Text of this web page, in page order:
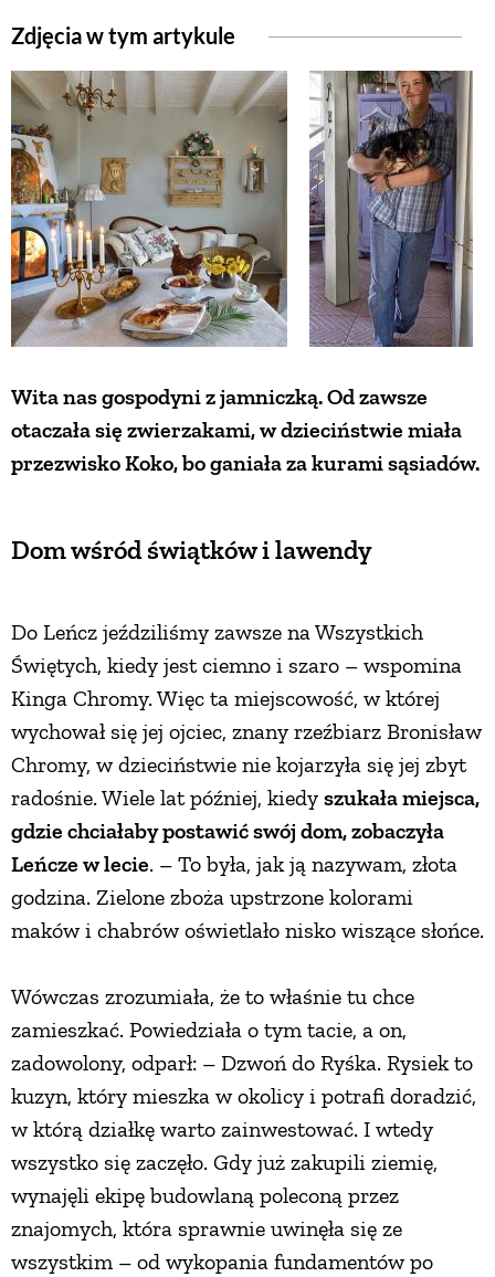
Zdjęcia w tym artykule
Wita nas gospodyni z jamniczką. Od zawsze
otaczała się zwierzakami, w dzieciństwie miała
przezwisko Koko, bo ganiała za kurami sąsiadów.
Dom wśród świątków i lawendy
Do Leńcz jeździliśmy zawsze na Wszystkich
Świętych, kiedy jest ciemno i szaro – wspomina
Kinga Chromy. Więc ta miejscowość, w której
wychował się jej ojciec, znany rzeźbiarz Bronisław
Chromy, w dzieciństwie nie kojarzyła się jej zbyt
radośnie. Wiele lat później, kiedy szukała miejsca,
gdzie chciałaby postawić swój dom, zobaczyła
Leńcze w lecie. – To była, jak ją nazywam, złota
godzina. Zielone zboża upstrzone kolorami
maków i chabrów oświetlało nisko wiszące słońce.
Wówczas zrozumiała, że to właśnie tu chce
zamieszkać. Powiedziała o tym tacie, a on,
zadowolony, odparł: – Dzwoń do Ryśka. Rysiek to
kuzyn, który mieszka w okolicy i potrafi doradzić,
w którą działkę warto zainwestować. I wtedy
wszystko się zaczęło. Gdy już zakupili ziemię,
wynajęli ekipę budowlaną poleconą przez
znajomych, która sprawnie uwinęła się ze
wszystkim – od wykopania fundamentów po
GRZYBY
KRAJOBRAZ
RĘKODZIEŁO
RZEMIOSŁO
ZWYCZAJE
ZRÓB TO SAM
PRZEPISY
ZUPY
DANIA GŁÓWNE
CIASTA I DESERY
DODATKI
INNE